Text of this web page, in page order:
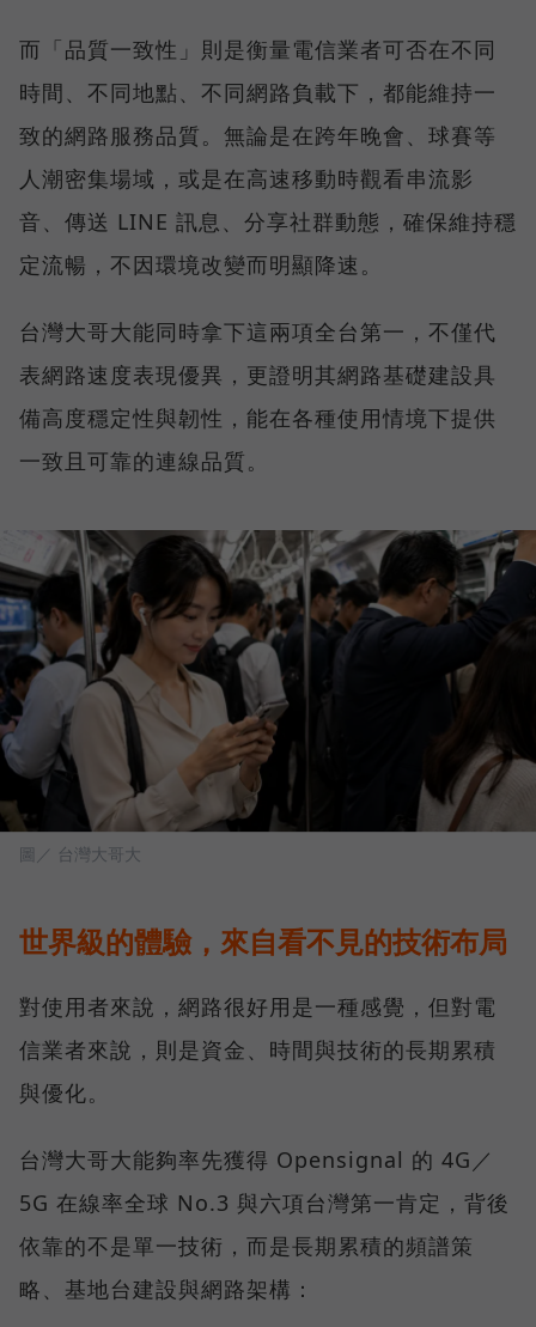
而「品質一致性」則是衡量電信業者可否在不同
時間、不同地點、不同網路負載下，都能維持一
致的網路服務品質。無論是在跨年晚會、球賽等
人潮密集場域，或是在高速移動時觀看串流影
音、傳送 LINE 訊息、分享社群動態，確保維持穩
定流暢，不因環境改變而明顯降速。
台灣大哥大能同時拿下這兩項全台第一，不僅代
表網路速度表現優異，更證明其網路基礎建設具
備高度穩定性與韌性，能在各種使用情境下提供
一致且可靠的連線品質。
圖／ 台灣大哥大
世界級的體驗，來自看不見的技術布局
對使用者來說，網路很好用是一種感覺，但對電
信業者來說，則是資金、時間與技術的長期累積
與優化。
台灣大哥大能夠率先獲得 Opensignal 的 4G／
5G 在線率全球 No.3 與六項台灣第一肯定，背後
依靠的不是單一技術，而是長期累積的頻譜策
略、基地台建設與網路架構：